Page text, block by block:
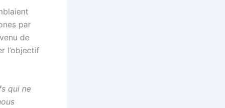
par
de
l’objectif
qui ne